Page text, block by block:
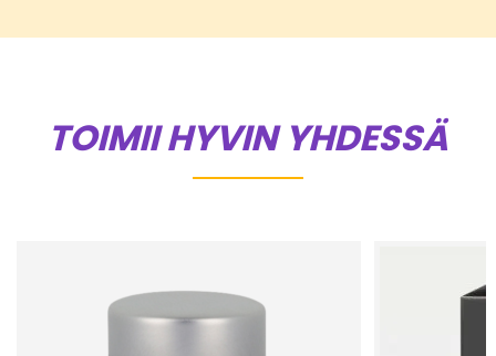
TOIMII HYVIN YHDESSÄ